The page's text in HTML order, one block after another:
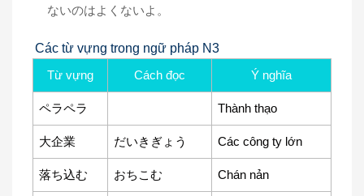
ないのはよくないよ。
Các từ vựng trong ngữ pháp N3
Từ vựng
Cách đọc Ý nghĩa
ペラペラ Thành thạo
大企業 だいきぎょう Các công ty lớn
落ち込む おちこむ Chán nản